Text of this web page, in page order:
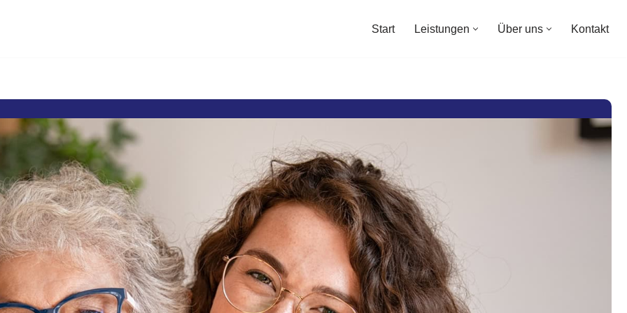
Start Leistungen Über uns Kontakt